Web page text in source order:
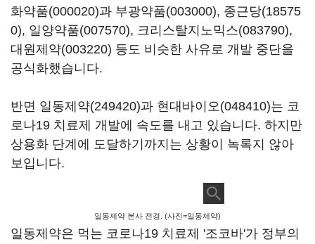
화약품(000020)과 부광약품(003000), 종근당(18575
0), 일양약품(007570), 크리스탈지노믹스(083790),
대원제약(003220) 등도 비슷한 사유로 개발 중단을
공식화했습니다.
반면 일동제약(249420)과 현대바이오(048410)는 코
로나19 치료제 개발에 속도를 내고 있습니다. 하지만
상용화 단계에 도달하기까지는 상황이 녹록지 않아
보입니다.
일동제약 본사 전경. (사진=일동제약)
일동제약은 먹는 코로나19 치료제 '조코바'가 정부의